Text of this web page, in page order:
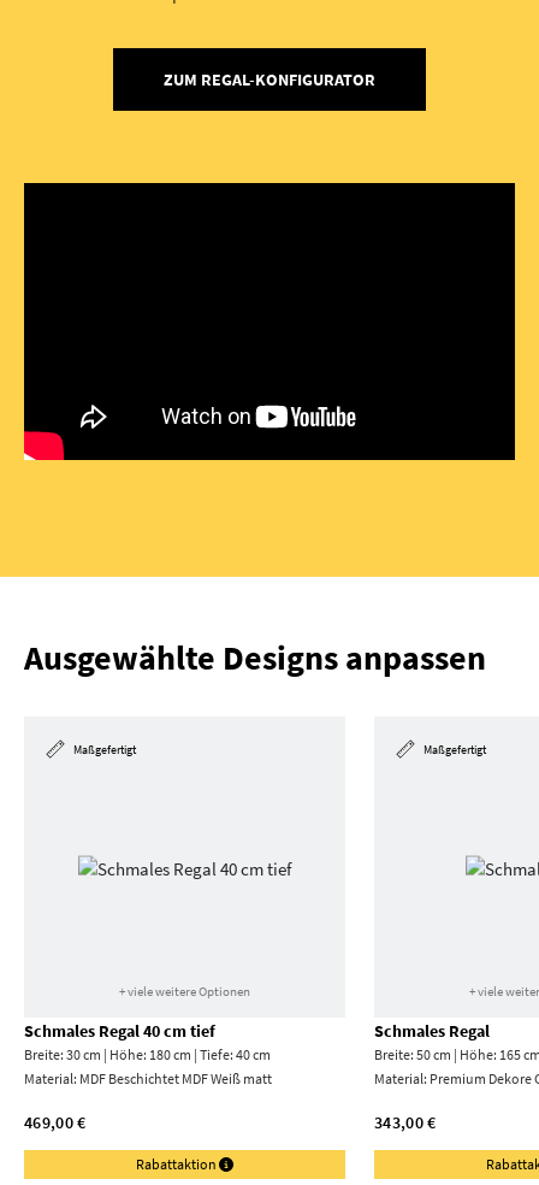
ZUM REGAL-KONFIGURATOR
Ausgewählte Designs anpassen
Maßgefertigt
+ viele weitere Optionen
Schmales Regal 40 cm tief
Breite: 30 cm | Höhe: 180 cm | Tiefe: 40 cm
Material: MDF Beschichtet MDF Weiß matt
469,00 €
Rabattaktion
Maßgefertigt
+ viele
Schmales Regal
Breite: 50 cm | Höhe: 165
Material: Premium Dekore
343,00 €